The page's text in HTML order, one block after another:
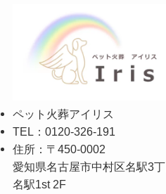
ペット火葬アイリス
TEL：0120-326-191
住所：〒450-0002
愛知県名古屋市中村区名駅3
名駅1st 2F